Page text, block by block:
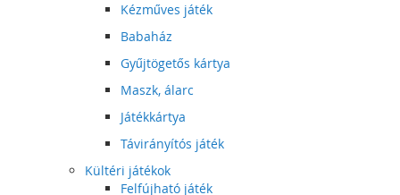
Kézműves játék
Babaház
Gyűjtögetős kártya
Maszk, álarc
Játékkártya
Távirányítós játék
Kültéri játékok
Felfújható játék